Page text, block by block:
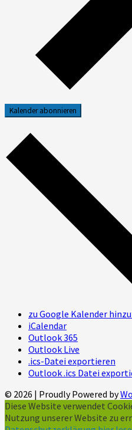
Kalender abonnieren
zu Google Kalender
iCalendar
Outlook 365
Outlook Live
.ics-Datei exportieren
Outlook .ics Datei
© 2026 | Proudly Powered by
Diese Website verwendet
Nutzung unserer Website zu